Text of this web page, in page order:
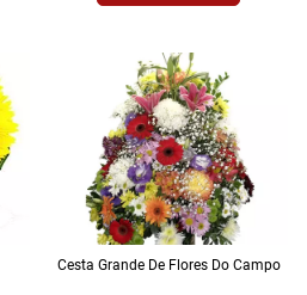
Cesta Grande De Flores Do Campo